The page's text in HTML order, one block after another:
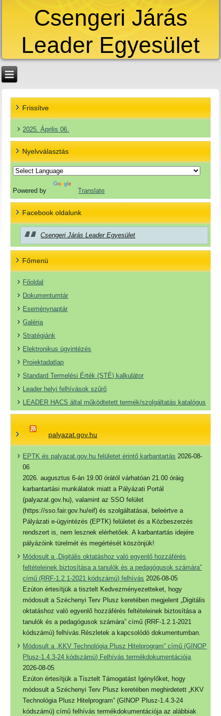
Csengeri Járás
Leader Egyesület
Frissítve
2025. Április 06.
Nyelvválasztás
Powered by Translate
Facebook oldalunk
Csengeri Járás Leader Egyesület
Főmenü
Főoldal
Dokumentumtár
Eseménynaptár
Galéria
Stratégiánk
Elektronikus ügyintézés
Projektadatlap
Standard Termelési Érték (STÉ) kalkulátor
Leader helyi felhívások szűrő
LEADER HACS által működtetett termék/szolgáltatás katalógus
palyazat.gov.hu
EPTK és palyazat.gov.hu felületet érintő karbantartás 2026-08-
06
2026. augusztus 6-án 19.00 órától várhatóan 21.00 óráig
karbantartási munkálatok miatt a Pályázati Portál
(palyazat.gov.hu), valamint az SSO felület
(https://sso.fair.gov.hu/eif) és szolgáltatásai, beleértve a
Pályázati e-ügyintézés (EPTK) felületet és a Közbeszerzés
rendszert is, nem lesznek elérhetőek. A karbantartás idejére
pályázóink türelmét és megértését köszönjük!
Módosult a „Digitális oktatáshoz való egyenlő hozzáférés
feltételeinek biztosítása a tanulók és a pedagógusok számára”
című (RRF-1.2.1-2021 kódszámú) felhívás 2026-08-05
Ezúton értesítjük a tisztelt Kedvezményezetteket, hogy
módosult a Széchenyi Terv Plusz keretében megjelent „Digitális
oktatáshoz való egyenlő hozzáférés feltételeinek biztosítása a
tanulók és a pedagógusok számára” című (RRF-1.2.1-2021
kódszámú) felhívás.Részletek a kapcsolódó dokumentumban.
Módosult a „KKV Technológia Plusz Hitelprogram” című (GINOP
Plusz-1.4.3-24 kódszámú) Felhívás termékdokumentációja
2026-08-05
Ezúton értesítjük a Tisztelt Támogatást Igénylőket, hogy
módosult a Széchenyi Terv Plusz keretében meghirdetett „KKV
Technológia Plusz Hitelprogram” (GINOP Plusz-1.4.3-24
kódszámú) című felhívás termékdokumentációja az alábbiak